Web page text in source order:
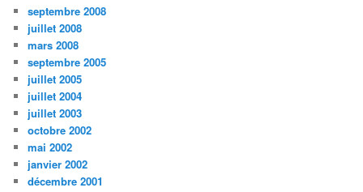
septembre 2008
juillet 2008
mars 2008
septembre 2005
juillet 2005
juillet 2004
juillet 2003
octobre 2002
mai 2002
janvier 2002
décembre 2001